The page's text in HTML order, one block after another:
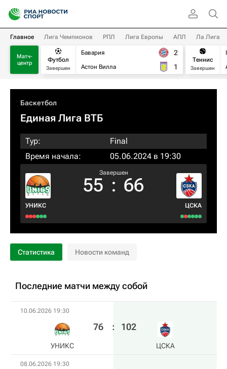
Главное Лига Чемпионов РПЛ Лига Европы АПЛ Ла Лига
Матч-
центр
Футбол
Завершен
Бавария
Астон Вилла
2
1
Теннис
Завершен
Баскетбол
Единая Лига ВТБ
Тур:
Final
Время начала:
05.06.2024 в 19:30
УНИКС
Завершен
55 : 66
ЦСКА
Статистика Новости команд
Последние матчи между собой
10.06.2026 19:30
УНИКС
76 : 102
ЦСКА
08.06.2026 19:30